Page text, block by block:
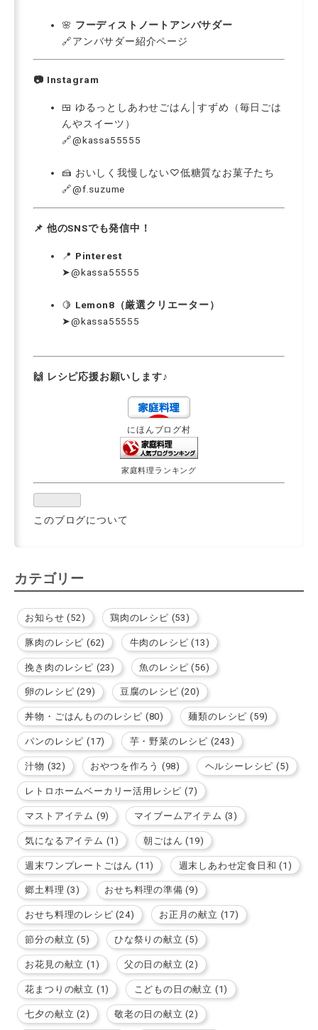
🌸 フーディストノートアンバサダー
🔗アンバサダー紹介ページ
📷 Instagram
🍱 ゆるっとしあわせごはん│すずめ（毎日ごは
んやスイーツ）
🔗@kassa55555
🍰 おいしく我慢しない♡低糖質なお菓子たち
🔗@f.suzume
📌 他のSNSでも発信中！
📍 Pinterest
➤@kassa55555
🍋 Lemon8（厳選クリエーター）
➤@kassa55555
🙌 レシピ応援お願いします♪
にほんブログ村
家庭料理ランキング
このブログについて
カテゴリー
お知らせ (52) 鶏肉のレシピ (53)
豚肉のレシピ (62) 牛肉のレシピ (13)
挽き肉のレシピ (23) 魚のレシピ (56)
卵のレシピ (29) 豆腐のレシピ (20)
丼物・ごはんもののレシピ (80) 麺類のレシピ (59)
パンのレシピ (17) 芋・野菜のレシピ (243)
汁物 (32) おやつを作ろう (98) ヘルシーレシピ (5)
レトロホームベーカリー活用レシピ (7)
マストアイテム (9) マイブームアイテム (3)
気になるアイテム (1) 朝ごはん (19)
週末ワンプレートごはん (11) 週末しあわせ定食日和 (1)
郷土料理 (3) おせち料理の準備 (9)
おせち料理のレシピ (24) お正月の献立 (17)
節分の献立 (5) ひな祭りの献立 (5)
お花見の献立 (1) 父の日の献立 (2)
花まつりの献立 (1) こどもの日の献立 (1)
七夕の献立 (2) 敬老の日の献立 (2)